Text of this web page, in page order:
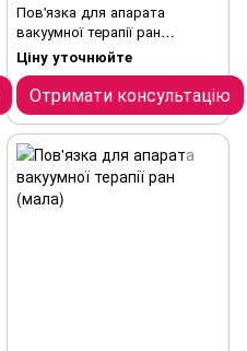
Пов'язка для апарата
вакуумної терапії ран
(велика)
Ціну уточнюйте
Отримати консультацію